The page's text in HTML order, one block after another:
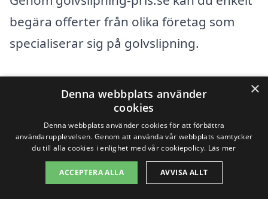
begära offerter från olika företag som
specialiserar sig på golvslipning.
Förutom Gryt, finns det flera städer i
närheten där du kan hitta professionell
hjälp med golvslipning. Du kan överväga
att kontakta företag i följande städer:
Valdemarsvik
×
Denna webbplats använder
cookies
Denna webbplats använder cookies för att förbättra
användarupplevelsen. Genom att använda vår webbplats samtycker
du till alla cookies i enlighet med vår cookiepolicy. Läs mer
ACCEPTERA ALLA AVVISA ALLT